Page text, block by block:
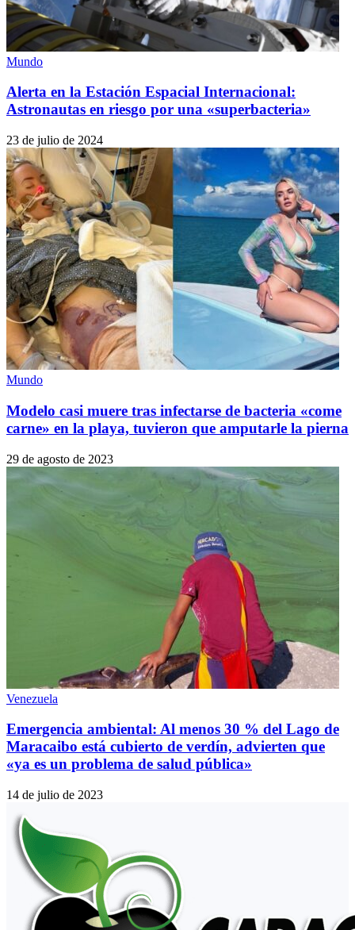
Mundo
Alerta en la Estación Espacial Internacional:
Astronautas en riesgo por una «superbacteria»
23 de julio de 2024
Mundo
Modelo casi muere tras infectarse de bacteria «come
carne» en la playa, tuvieron que amputarle la pierna
29 de agosto de 2023
Venezuela
Emergencia ambiental: Al menos 30 % del Lago de
Maracaibo está cubierto de verdín, advierten que
«ya es un problema de salud pública»
14 de julio de 2023